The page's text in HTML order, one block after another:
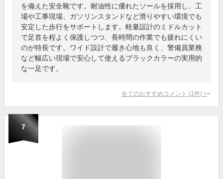
を備えた安全靴です。耐油性に優れたソールを採用し、工
場や工事現場、ガソリンスタンドなど滑りやすい環境でも
安定した歩行をサポートします。軽量設計のミドルカット
で足首を程よく保護しつつ、長時間の作業でも疲れにくい
のが特長です。ワイド設計で履き心地も良く、警備員業務
など幅広い現場で安心して使えるブラックカラーの実用的
な一足です。
全てのおすすめコメント (1 件) >
7